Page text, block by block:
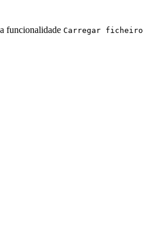
funcionalidade Carregar ficheiro